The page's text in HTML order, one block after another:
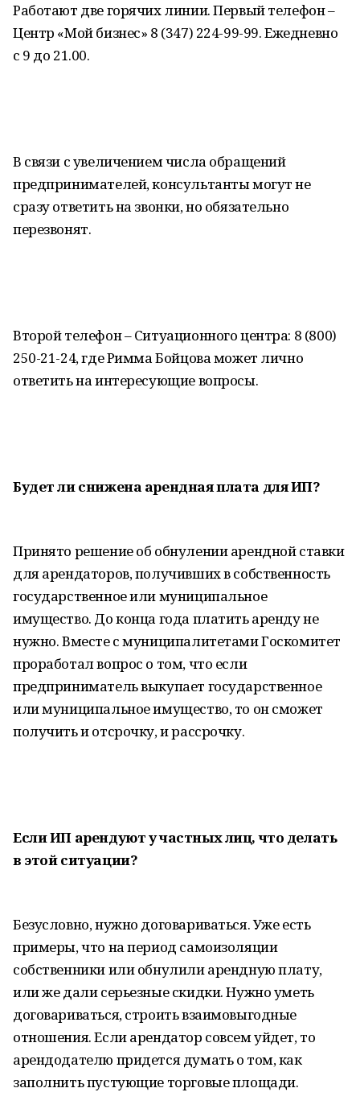
Работают две горячих линии. Первый телефон –
Центр «Мой бизнес» 8 (347) 224-99-99. Ежедневно
с 9 до 21.00.
В связи с увеличением числа обращений
предпринимателей, консультанты могут не
сразу ответить на звонки, но обязательно
перезвонят.
Второй телефон – Ситуационного центра: 8 (800)
250-21-24, где Римма Бойцова может лично
ответить на интересующие вопросы.
Будет ли снижена арендная плата для ИП?
Принято решение об обнулении арендной ставки
для арендаторов, получивших в собственность
государственное или муниципальное
имущество. До конца года платить аренду не
нужно. Вместе с муниципалитетами Госкомитет
проработал вопрос о том, что если
предприниматель выкупает государственное
или муниципальное имущество, то он сможет
получить и отсрочку, и рассрочку.
Если ИП арендуют у частных лиц, что делать
в этой ситуации?
Безусловно, нужно договариваться. Уже есть
примеры, что на период самоизоляции
собственники или обнулили арендную плату,
или же дали серьезные скидки. Нужно уметь
договариваться, строить взаимовыгодные
отношения. Если арендатор совсем уйдет, то
арендодателю придется думать о том, как
заполнить пустующие торговые площади.